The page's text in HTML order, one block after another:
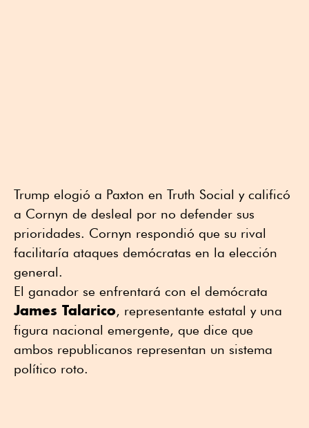
Trump elogió a Paxton en Truth Social y calificó
a Cornyn de desleal por no defender sus
prioridades. Cornyn respondió que su rival
facilitaría ataques demócratas en la elección
general.
El ganador se enfrentará con el demócrata
James Talarico, representante estatal y una
figura nacional emergente, que dice que
ambos republicanos representan un sistema
político roto.